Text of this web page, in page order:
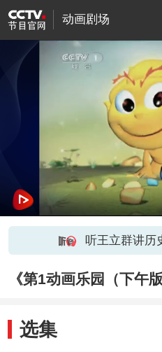
动画剧场
听王立群讲历
《第1动画乐园（下午
选集